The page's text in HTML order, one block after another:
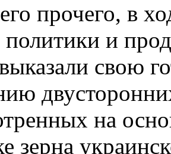
прочего, в
политики и
свою
на
зерна